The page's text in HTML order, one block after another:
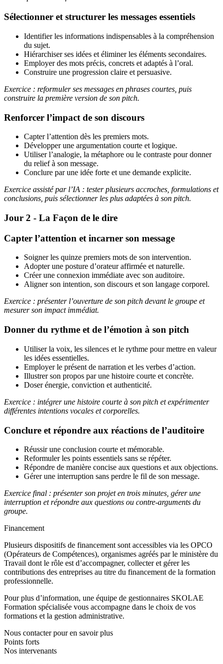
Sélectionner et structurer les messages essentiels
Identifier les informations indispensables à la compréhension
du sujet.
Hiérarchiser ses idées et éliminer les éléments secondaires.
Employer des mots précis, concrets et adaptés à l’oral.
Construire une progression claire et persuasive.
Exercice : reformuler ses messages en phrases courtes, puis
construire la première version de son pitch.
Renforcer l’impact de son discours
Capter l’attention dès les premiers mots.
Développer une argumentation courte et logique.
Utiliser l’analogie, la métaphore ou le contraste pour donner
du relief à son message.
Conclure par une idée forte et une demande explicite.
Exercice assisté par l’IA : tester plusieurs accroches, formulations et
conclusions, puis sélectionner les plus adaptées à son pitch.
Jour 2 - La Façon de le dire
Capter l’attention et incarner son message
Soigner les quinze premiers mots de son intervention.
Adopter une posture d’orateur affirmée et naturelle.
Créer une connexion immédiate avec son auditoire.
Aligner son intention, son discours et son langage corporel.
Exercice : présenter l’ouverture de son pitch devant le groupe et
mesurer son impact immédiat.
Donner du rythme et de l’émotion à son pitch
Utiliser la voix, les silences et le rythme pour mettre en valeur
les idées essentielles.
Employer le présent de narration et les verbes d’action.
Illustrer son propos par une histoire courte et concrète.
Doser énergie, conviction et authenticité.
Exercice : intégrer une histoire courte à son pitch et expérimenter
différentes intentions vocales et corporelles.
Conclure et répondre aux réactions de l’auditoire
Réussir une conclusion courte et mémorable.
Reformuler les points essentiels sans se répéter.
Répondre de manière concise aux questions et aux objections.
Gérer une interruption sans perdre le fil de son message.
Exercice final : présenter son projet en trois minutes, gérer une
interruption et répondre aux questions ou contre-arguments du
groupe.
Financement
Plusieurs dispositifs de financement sont accessibles via les OPCO
(Opérateurs de Compétences), organismes agréés par le ministère du
Travail dont le rôle est d’accompagner, collecter et gérer les
contributions des entreprises au titre du financement de la formation
professionnelle.
Pour plus d’information, une équipe de gestionnaires SKOLAE
Formation spécialisée vous accompagne dans le choix de vos
formations et la gestion administrative.
Nous contacter pour en savoir plus
Points forts
Nos intervenants